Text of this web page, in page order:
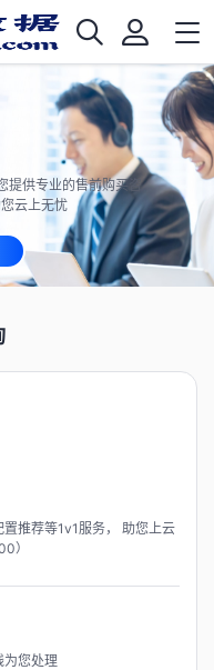
提供专业的售前购买咨
云上无忧
推荐等1v1服务， 助您上云
）
为您处理